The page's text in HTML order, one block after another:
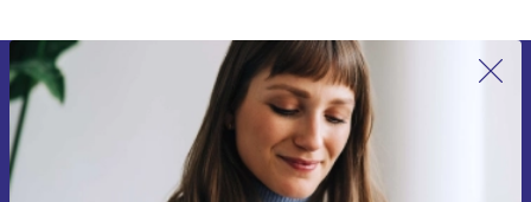
Zapisz się na nasz newsletter!
Nie przegap żadnej oferty.